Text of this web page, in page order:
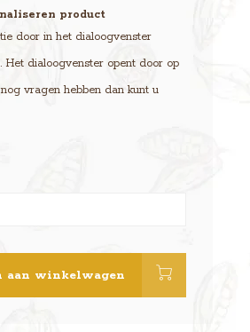
product
door in het dialoogvenster
Het dialoogvenster opent door op
vragen hebben dan kunt u
aan winkelwagen